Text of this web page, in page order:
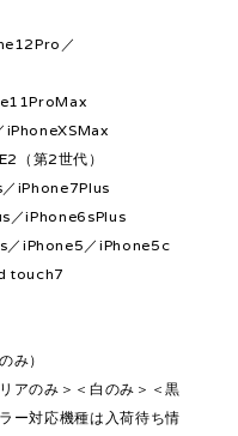
／
iPhoneXSMax
（第2世代）
iPhone7Plus
／iPhone6sPlus
／iPhone5／iPhone5c
touch7
み）
アのみ＞＜白のみ＞＜黒
ー対応機種は入荷待ち情